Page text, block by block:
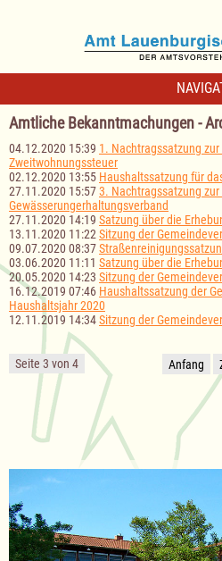
Amtliche Bekanntmachungen -
04.12.2020 15:39 1. Nachtragssatzung
Zweitwohnungssteuer
02.12.2020 13:55 Haushaltssatzung für
27.11.2020 15:573. Nachtragssatzung
Gewässerungerhaltungsverband
27.11.2020 14:19 Satzung über die
13.11.2020 11:22 Sitzung der
09.07.2020 08:37
03.06.2020 11:11 Satzung über die
20.05.2020 14:23 Sitzung der
16.12.2019 07:46 Haushaltssatzung der
Haushaltsjahr 2020
12.11.2019 14:34Sitzung der
Seite 3 von 4 Anfang